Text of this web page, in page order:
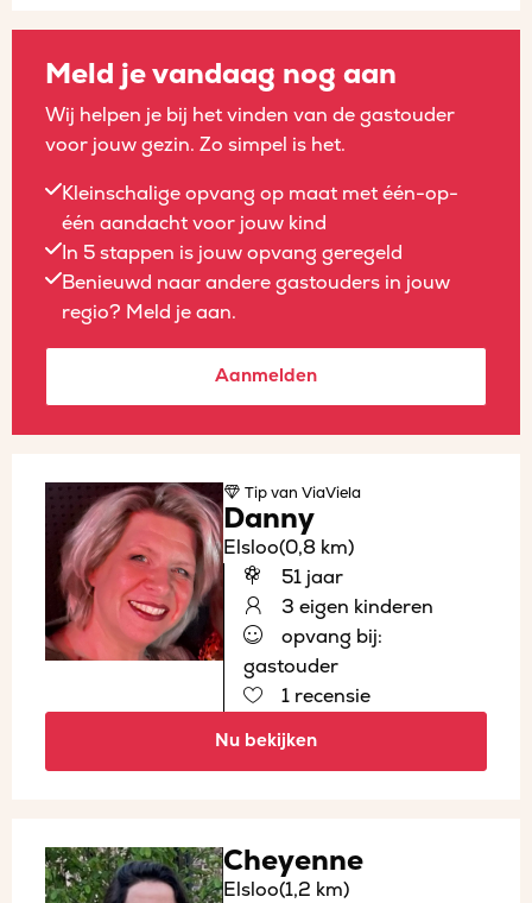
Meld je vandaag nog aan
Wij helpen je bij het vinden van de gastouder
voor jouw gezin. Zo simpel is het.
Kleinschalige opvang op maat met één-op-
één aandacht voor jouw kind
In 5 stappen is jouw opvang geregeld
Benieuwd naar andere gastouders in jouw
regio? Meld je aan.
Aanmelden
Tipvan ViaViela
Danny
Elsloo(0,8 km)
51 jaar
3 eigen kinderen
opvang bij:
gastouder
1 recensie
Nu bekijken
Cheyenne
Elsloo(1,2 km)